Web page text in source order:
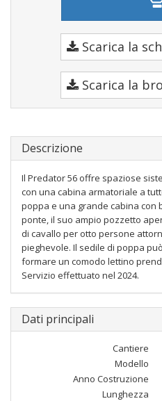
Scarica la
Scarica la
Descrizione
Il Predator 56 offre spaziose
con una cabina armatoriale a
poppa e una grande cabina con
ponte, il suo ampio pozzetto
di cavallo per otto persone
pieghevole. Il sedile di poppa
formare un comodo lettino
Servizio effettuato nel 2024.
Dati principali
Cantiere
Modello
Anno Costruzione
Lunghezza